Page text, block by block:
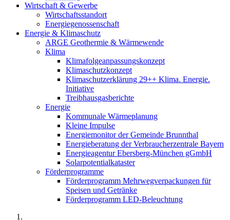
Wirtschaft & Gewerbe
Wirtschaftsstandort
Energiegenossenschaft
Energie & Klimaschutz
ARGE Geothermie & Wärmewende
Klima
Klimafolgeanpassungskonzept
Klimaschutzkonzept
Klimaschutzerklärung 29++ Klima. Energie.
Initiative
Treibhausgasberichte
Energie
Kommunale Wärmeplanung
Kleine Impulse
Energiemonitor der Gemeinde Brunnthal
Energieberatung der Verbraucherzentrale Bayern
Energieagentur Ebersberg-München gGmbH
Solarpotentialkataster
Förderprogramme
Förderprogramm Mehrwegverpackungen für
Speisen und Getränke
Förderprogramm LED-Beleuchtung